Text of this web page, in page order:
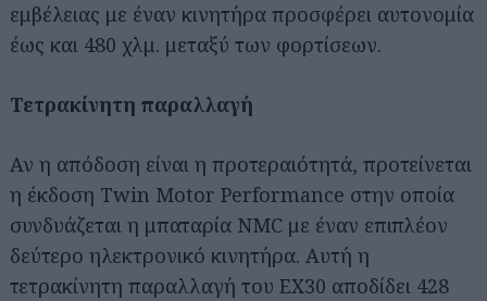
εμβέλειας με έναν κινητήρα προσφέρει αυτονομία
έως και 480 χλμ. μεταξύ των φορτίσεων.
Τετρακίνητη παραλλαγή
Αν η απόδοση είναι η προτεραιότητά, προτείνεται
η έκδοση Twin Motor Performance στην οποία
συνδυάζεται η μπαταρία NMC με έναν επιπλέον
δεύτερο ηλεκτρονικό κινητήρα. Αυτή η
τετρακίνητη παραλλαγή του EX30 αποδίδει 428